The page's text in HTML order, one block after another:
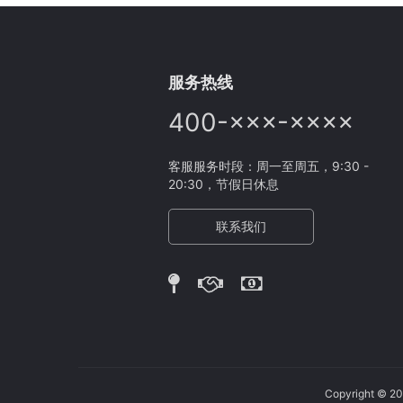
服务热线
400-×××-××××
客服服务时段：周一至周五，9:30 -
20:30，节假日休息
联系我们
Copyright ©